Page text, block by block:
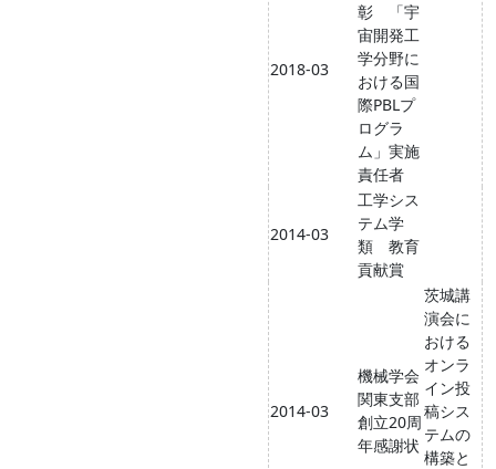
2018-03
彰 「宇
宙開発工
学分野に
おける国
際PBLプ
ログラ
ム」実施
責任者
2014-03
工学シス
テム学
類 教育
貢献賞
2014-03
機械学会
関東支部
創立20周
年感謝状
茨城講
演会に
おける
オンラ
イン投
稿シス
テムの
構築と